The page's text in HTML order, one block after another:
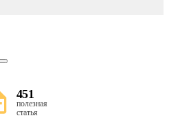
451
полезная
статья